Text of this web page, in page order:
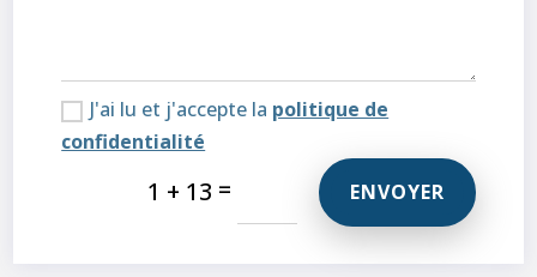
J'ai lu et j'accepte la politique de
confidentialité
1 + 13 = ENVOYER